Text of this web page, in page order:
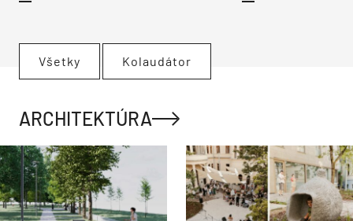
Všetky Kolaudátor
ARCHITEKTÚRA